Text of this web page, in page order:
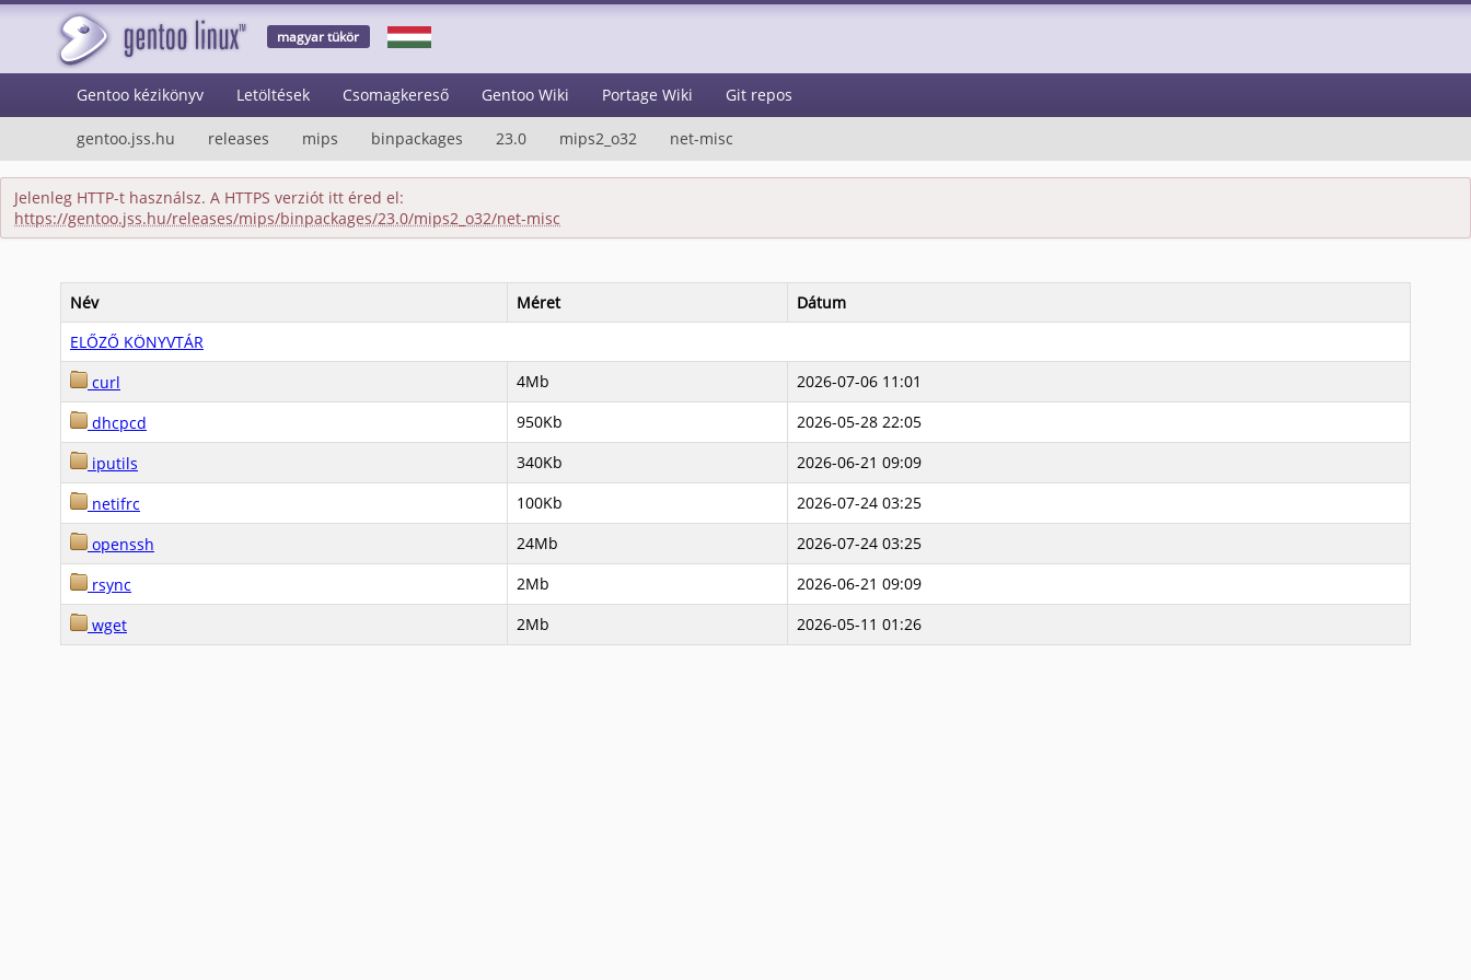
magyar tükör
Gentoo kézikönyv Letöltések Csomagkereső Gentoo Wiki Portage Wiki Git repos
gentoo.jss.hu releases mips binpackages 23.0 mips2_o32 net-misc
Jelenleg HTTP-t használsz. A HTTPS verziót itt éred el:
https://gentoo.jss.hu/releases/mips/binpackages/23.0/mips2_o32/net-misc
Név Méret
Dátum
ELŐZŐ KÖNYVTÁR
curl
4Mb
2026-07-06 11:01
dhcpcd
950Kb
2026-05-28 22:05
iputils
340Kb
2026-06-21 09:09
netifrc
100Kb
2026-07-24 03:25
openssh
24Mb
2026-07-24 03:25
rsync
2Mb
2026-06-21 09:09
wget
2Mb 2026-05-11 01:26